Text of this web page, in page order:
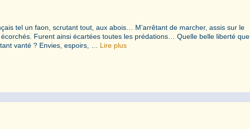
tel un faon, scrutant tout, aux abois… M’arrêtant de marcher, assis sur le
Furent ainsi écartées toutes les prédations… Quelle belle liberté que
vanté ? Envies, espoirs, … Lire plus